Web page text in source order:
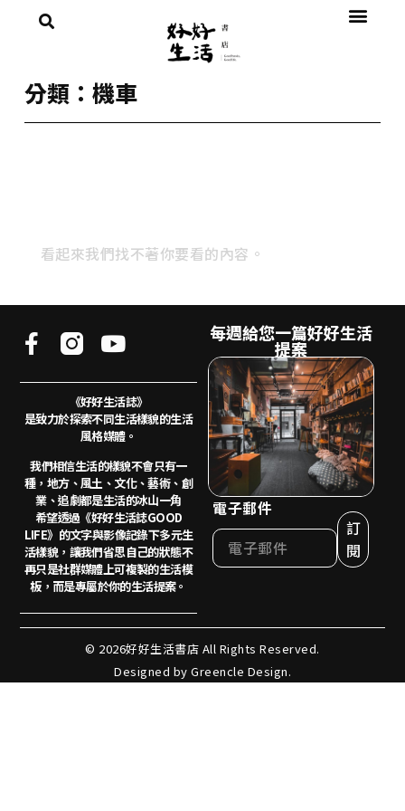
分類：機車
看起來我們找不著你要看的內容。
《好好生活誌》
是致力於探索不同生活樣貌的生活
風格媒體。
我們相信生活的樣貌不會只有一
種，地方、風土、 文化、藝術、創
業、追劇都是生活的冰山一角
希望透過《好好生活誌GOOD
LIFE》的文字與影像記錄下多元生
活樣貌，讓我們省思自己的狀態不
再只是社群媒體上可複製的生活模
板，而是專屬於你的生活提案。
每週給您一篇好好生活
提案
電子郵件
訂
閱
© 2026好好生活書店 All Rights Reserved.
Designed by Greencle Design.